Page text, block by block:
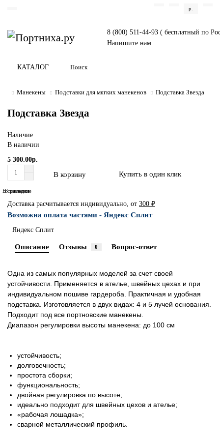
р.
8 (800) 511-44-93 ( бесплатный по
Напишите нам
КАТАЛОГ
Манекены Подставки для мягких манекенов Подставка Звезда
Подставка Звезда
Наличие
В наличии
5 300.00р.
В корзину Купить в один клик
В закладки
В сравнение
Доставка расчитывается индивидуально, от 300 ₽
Возможна оплата частями - Яндекс Сплит
Яндекс Сплит
Описание Отзывы 0 Вопрос-ответ
Одна из самых популярных моделей за счет своей
устойчивости. Применяется в ателье, швейных цехах и при
индивидуальном пошиве гардероба. Практичная и удобная
подставка. Изготовляется в двух видах: 4 и 5 лучей основания.
Подходит под все портновские манекены.
Диапазон регулировки высоты манекена: до 100 см
устойчивость;
долговечность;
простота сборки;
функциональность;
двойная регулировка по высоте;
идеально подходит для швейных цехов и ателье;
«рабочая лошадка»;
сварной металлический профиль.